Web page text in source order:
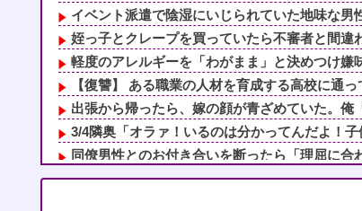
イベント派遣で陰湿にいじられていた地味な男
姪っ子とクレープを買っていたら不審者と間違
軽度のアレルギーを「わがまま」と決めつけ嫌
【復讐】 ある職業の人材を育成する高校に通
出張から帰ったら、嫁の顔が青ざめていた。
3/4隣奥「オラァ！いるのは分かってんだよ！
同僚男性とのお付き合いを断ったら「理屈に
賃貸物件を内覧中、ベランダに出たら突然ゾワ